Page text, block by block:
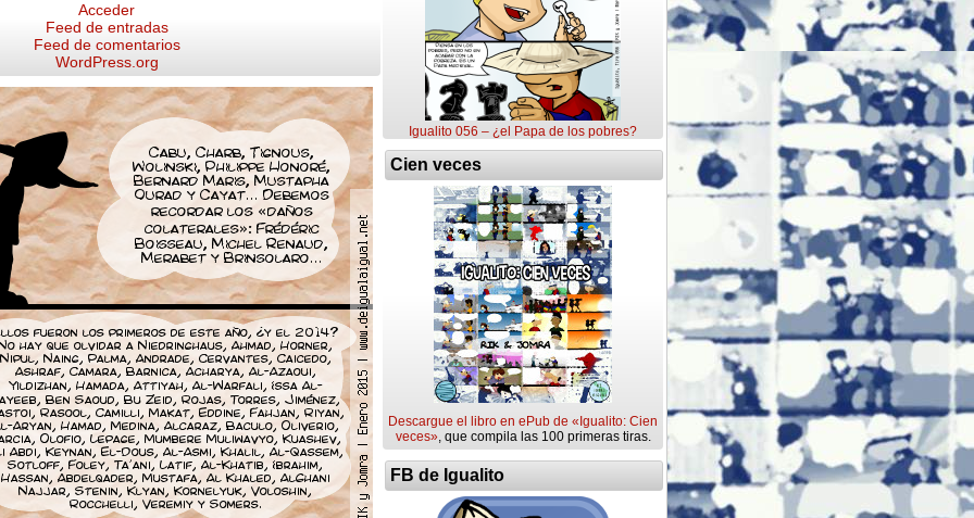
Acceder
Feed de entradas
Feed de comentarios
WordPress.org
Igualito 056 – ¿el Papa de los pobres?
Cien veces
Descargue el libro en ePub de «Igualito: Cien
veces», que compila las 100 primeras tiras.
FB de Igualito